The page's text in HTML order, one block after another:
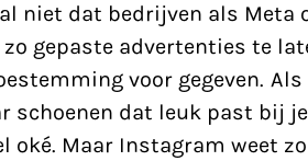
niet dat bedrijven als Meta
gepaste advertenties te
voor gegeven.
schoenen dat leuk past bij
oké. Maar Instagram weet